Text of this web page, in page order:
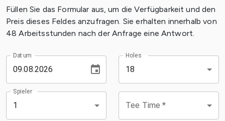
Füllen Sie das Formular aus, um die Verfügbarkeit und den
Preis dieses Feldes anzufragen. Sie erhalten innerhalb von
48 Arbeitsstunden nach der Anfrage eine Antwort.
Datum Holes
18
Spieler
1 Tee Time *